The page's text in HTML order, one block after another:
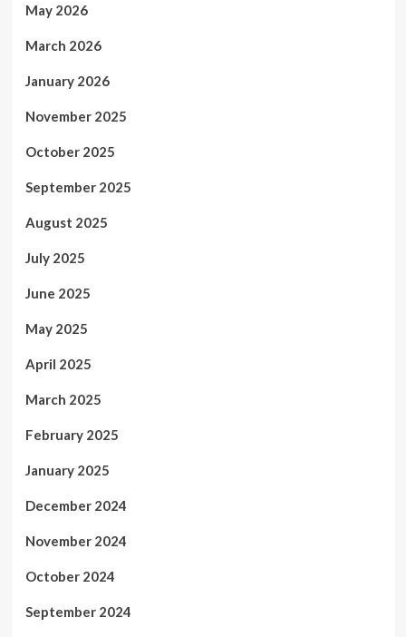
May 2026
March 2026
January 2026
November 2025
October 2025
September 2025
August 2025
July 2025
June 2025
May 2025
April 2025
March 2025
February 2025
January 2025
December 2024
November 2024
October 2024
September 2024